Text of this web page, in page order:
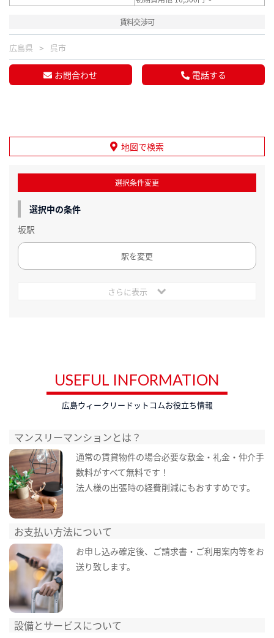
賃料交渉可
広島県 呉市
お問合わせ 電話する
地図で検索
選択条件変更
選択中の条件
坂駅
駅を変更
さらに表示
USEFUL INFORMATION
広島ウィークリードットコムお役立ち情報
マンスリーマンションとは？
通常の賃貸物件の場合必要な敷金・礼金・仲介手
数料がすべて無料です！
法人様の出張時の経費削減にもおすすめです。
お支払い方法について
お申し込み確定後、ご請求書・ご利用案内等をお
送り致します。
設備とサービスについて